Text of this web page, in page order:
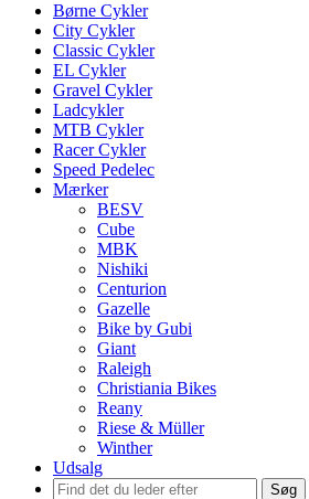
Børne Cykler
City Cykler
Classic Cykler
EL Cykler
Gravel Cykler
Ladcykler
MTB Cykler
Racer Cykler
Speed Pedelec
Mærker
BESV
Cube
MBK
Nishiki
Centurion
Gazelle
Bike by Gubi
Giant
Raleigh
Christiania Bikes
Reany
Riese & Müller
Winther
Udsalg
Søg